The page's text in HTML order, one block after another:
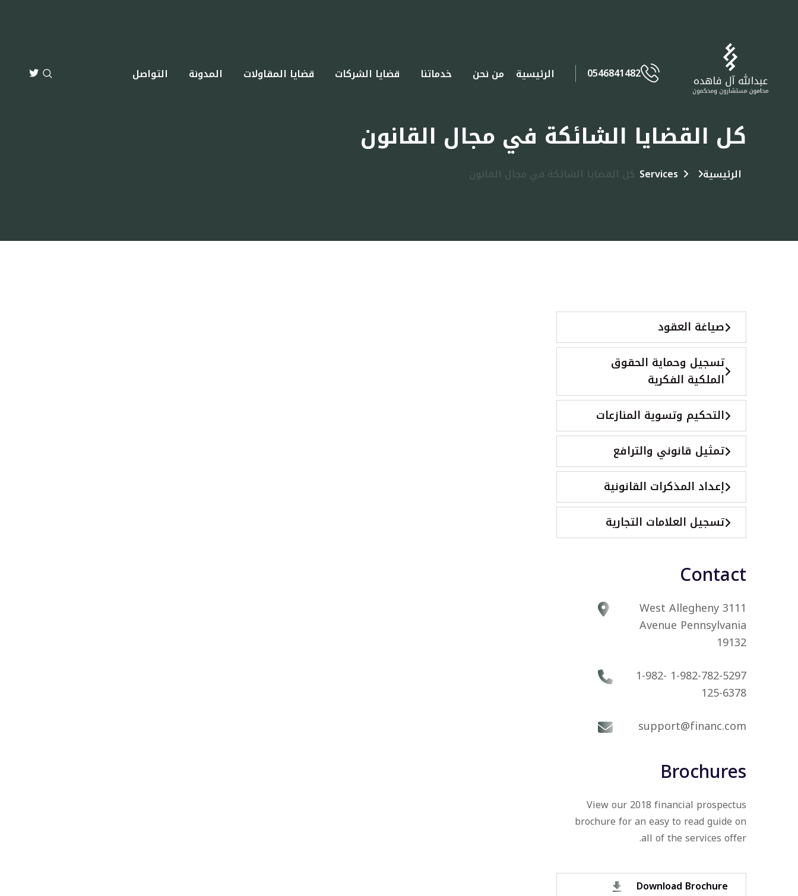
0546841482 الرئيسية من نحن خدماتنا قضايا الشركات قضايا المقاولات المدونة التواصل
كل القضايا الشائكة في مجال القانون
الرئيسية Services كل القضايا الشائكة في مجال القانون
صياغة العقود
تسجيل وحماية الحقوق
الملكية الفكرية
التحكيم وتسوية المنازعات
تمثيل قانوني والترافع
إعداد المذكرات القانونية
تسجيل العلامات التجارية
Contact
3111 West Allegheny
Avenue Pennsylvania
19132
1-982-782-5297 1-982-
125-6378
support@financ.com
Brochures
View our 2018 financial prospectus
brochure for an easy to read guide on
all of the services offer.
Download Brochure